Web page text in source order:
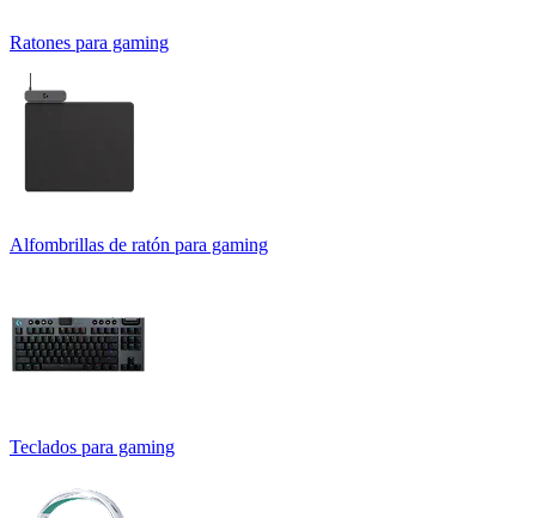
Ratones para gaming
Alfombrillas de ratón para gaming
Teclados para gaming